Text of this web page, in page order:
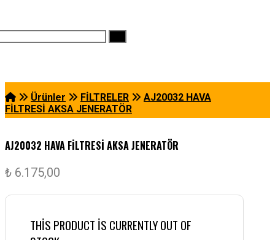
Ürünler FİLTRELER
AJ20032 HAVA
FİLTRESİ AKSA JENERATÖR
AJ20032 HAVA FİLTRESİ AKSA JENERATÖR
₺ 6.175,00
THIS PRODUCT IS CURRENTLY OUT OF